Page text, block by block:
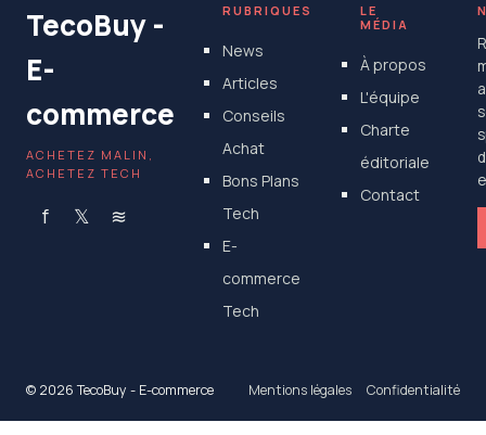
TecoBuy -
E-
commerce
ACHETEZ MALIN,
ACHETEZ TECH
f 𝕏 ≋
RUBRIQUES
News
Articles
Conseils
Achat
Bons Plans
Tech
E-
commerce
Tech
LE
MÉDIA
À propos
L'équipe
Charte
éditoriale
Contact
© 2026 TecoBuy - E-commerce Mentions légales Confidentialité